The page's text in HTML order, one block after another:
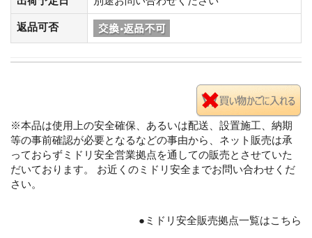
返品可否
※本品は使用上の安全確保、あるいは配送、設置施工、納期
等の事前確認が必要となるなどの事由から、ネット販売は承
っておらずミドリ安全営業拠点を通しての販売とさせていた
だいております。 お近くのミドリ安全までお問い合わせくだ
さい。
●ミドリ安全販売拠点一覧はこちら